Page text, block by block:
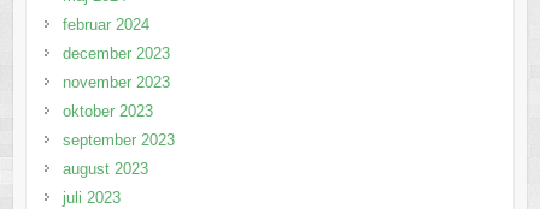
februar 2024
december 2023
november 2023
oktober 2023
september 2023
august 2023
juli 2023